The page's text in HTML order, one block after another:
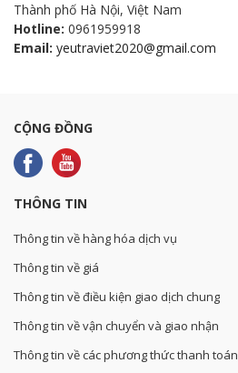
Thành phố Hà Nội, Việt Nam
Hotline: 0961959918
Email: yeutraviet2020@gmail.com
CỘNG ĐỒNG
THÔNG TIN
Thông tin về hàng hóa dịch vụ
Thông tin về giá
Thông tin về điều kiện giao dịch chung
Thông tin về vận chuyển và giao nhận
Thông tin về các phương thức thanh toán